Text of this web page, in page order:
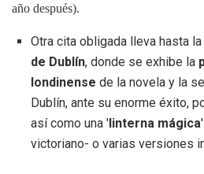
año después).
Otra cita obligada lleva hasta la
de Dublín, donde se exhibe la
londinense de la novela y la
Dublín, ante su enorme éxito,
así como una 'linterna mágica
victoriano- o varias versiones